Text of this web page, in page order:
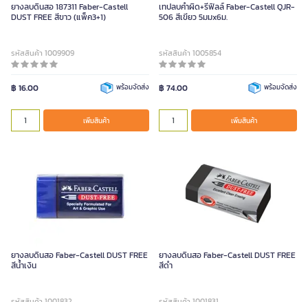
ยางลบดินสอ 187311 Faber-Castell
DUST FREE สีขาว (แพ็ค3+1)
รหัสสินค้า 1009909
฿ 16.00 พร้อมจัดส่ง
เพิ่มสินค้า
เทปลบคำผิด+รีฟิลล์ Faber-Castell QJR-
506 สีเขียว 5มมx6ม.
รหัสสินค้า 1005854
฿ 74.00 พร้อมจัดส่ง
เพิ่มสินค้า
ยางลบดินสอ Faber-Castell DUST FREE
สีน้ำเงิน
ยางลบดินสอ Faber-Castell DUST FREE
สีดำ